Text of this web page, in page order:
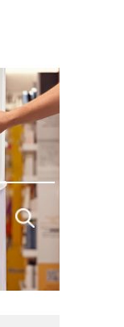
Buscar
por: